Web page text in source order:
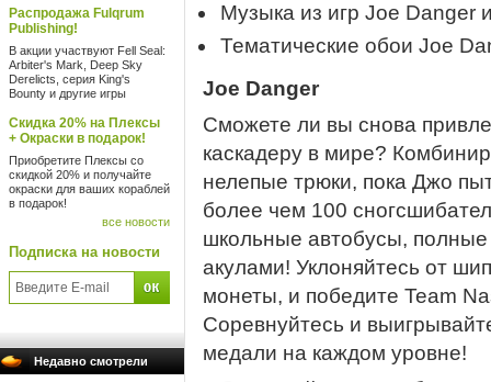
Распродажа Fulqrum
Publishing!
В акции участвуют Fell Seal:
Arbiter's Mark, Deep Sky
Derelicts, серия King's
Bounty и другие игры
Скидка 20% на Плексы
+ Окраски в подарок!
Приобретите Плексы со
скидкой 20% и получайте
окраски для ваших кораблей
в подарок!
все новости
Подписка на новости
Недавно смотрели
Музыка из игр Joe Danger
Тематические обои Joe
Joe Danger
Сможете ли вы снова
каскадеру в мире?
нелепые трюки, пока Джо
более чем 100
школьные автобусы,
акулами! Уклоняйтесь от
монеты, и победите Team
Соревнуйтесь и
медали на каждом уровне!